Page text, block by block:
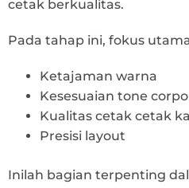
cetak berkualitas.
Pada tahap ini, fokus
Ketajaman warna
Kesesuaian tone
Kualitas cetak cetak
Presisi layout
Inilah bagian terpenting